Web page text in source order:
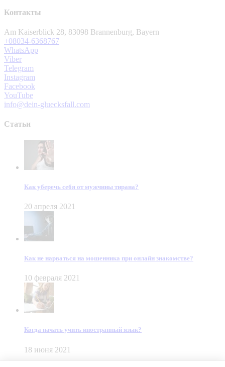
Контакты
Am Kaiserblick 28, 83098 Brannenburg, Bayern
+08034-6368767
WhatsApp
Viber
Telegram
Instagram
Facebook
YouTube
info@dein-gluecksfall.com
Статьи
Как уберечь себя от мужчины тирана?
20 апреля 2021
Как не нарваться на мошенника при онлайн знакомстве?
10 февраля 2021
Когда начать учить иностранный язык?
18 июня 2021